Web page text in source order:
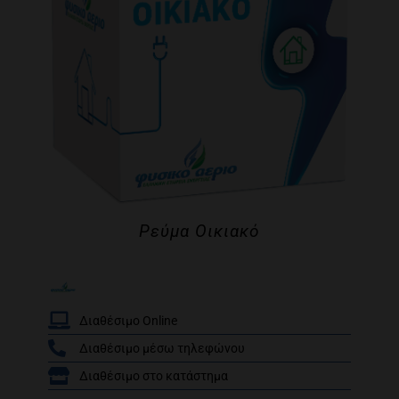
/
Ρεύμα Οικιακό
Διαθέσιμο Online
Διαθέσιμο μέσω τηλεφώνου
Διαθέσιμο στο κατάστημα